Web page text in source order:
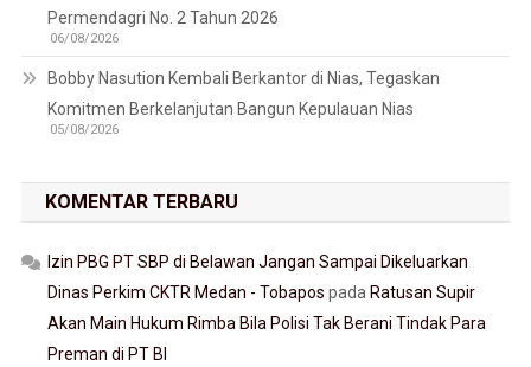
Permendagri No. 2 Tahun 2026
06/08/2026
Bobby Nasution Kembali Berkantor di Nias, Tegaskan
Komitmen Berkelanjutan Bangun Kepulauan Nias
05/08/2026
KOMENTAR TERBARU
Izin PBG PT SBP di Belawan Jangan Sampai Dikeluarkan
Dinas Perkim CKTR Medan - Tobapos pada Ratusan Supir
Akan Main Hukum Rimba Bila Polisi Tak Berani Tindak Para
Preman di PT BI